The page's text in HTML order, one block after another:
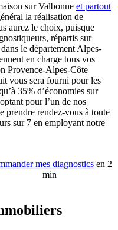
sur Valbonne et partout
la réalisation de
aurez le choix, puisque
répartis sur
le département Alpes-
en charge tous vos
Provence-Alpes-Côte
vous sera fourni pour les
35% d’économies sur
pour l’un de nos
prendre rendez-vous à toute
sur 7 en employant notre
mes diagnostics en 2
min